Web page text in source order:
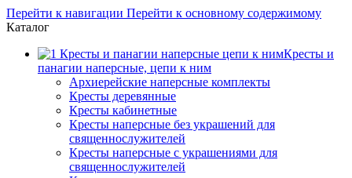
Перейти к навигации Перейти к основному содержимому
Каталог
Кресты и
панагии наперсные, цепи к ним
Архиерейские наперсные комплекты
Кресты деревянные
Кресты кабинетные
Кресты наперсные без украшений для
священнослужителей
Кресты наперсные с украшениями для
священнослужителей